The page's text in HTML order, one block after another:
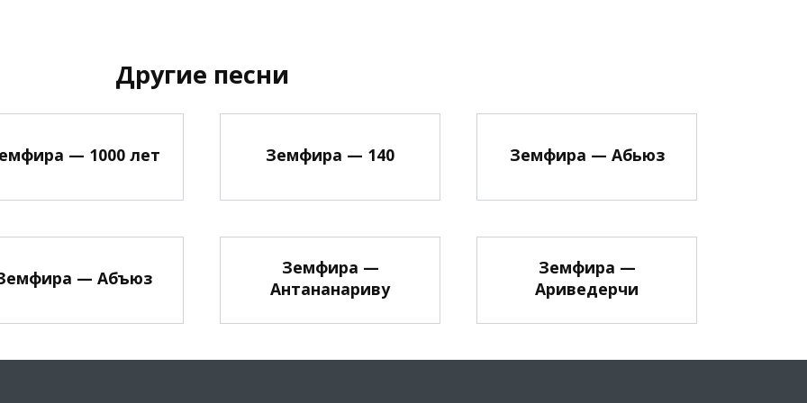
Другие песни
— 1000 лет Земфира — 140 Земфира — Абьюз
— Абъюз
Земфира —
Антананариву
Земфира —
Ариведерчи